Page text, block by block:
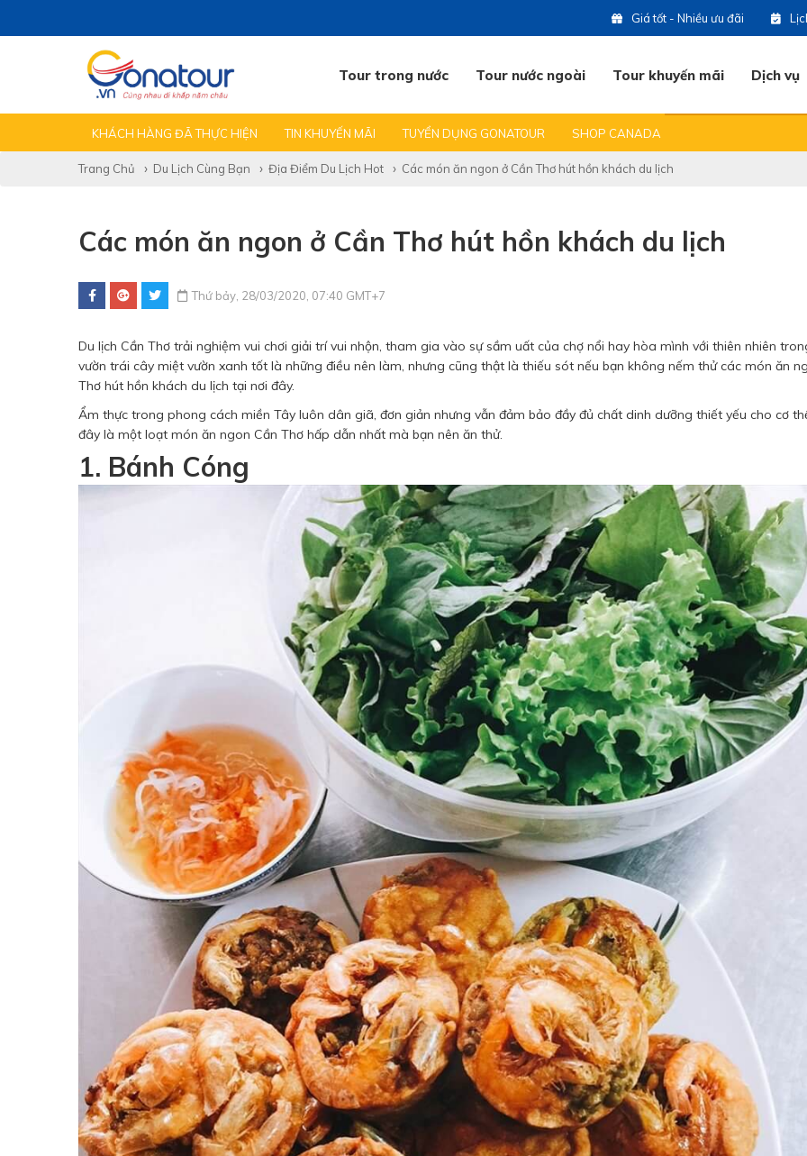
Giá tốt - Nhiều ưu đãi
Tour trong nước Tour nước ngoài Tour khuyến mãi Dịch vụ
TẤT CẢ TIN TEAMBUILDING GALA
KHÁCH HÀNG ĐÃ THỰC HIỆN TIN KHUYẾN MÃI TUYỂN DỤNG GONATOUR SHOP CANADA
Trang Chủ Du Lịch Cùng Bạn Địa Điểm Du Lịch Hot Các món ăn ngon ở Cần Thơ hút hồn khách du lịch
Các món ăn ngon ở Cần Thơ hút hồn khách du lịch
Thứ bảy, 28/03/2020, 07:40 GMT+7
Du lịch Cần Thơ trải nghiệm vui chơi giải trí vui nhộn, tham gia vào sự sầm uất của chợ nổi hay hòa mình với thiên nhiên
vườn trái cây miệt vườn xanh tốt là những điều nên làm, nhưng cũng thật là thiếu sót nếu bạn không nếm thử các món ăn
Thơ hút hồn khách du lịch tại nơi đây.
Ẩm thực trong phong cách miền Tây luôn dân giã, đơn giản nhưng vẫn đảm bảo đầy đủ chất dinh dưỡng thiết yếu cho cơ
đây là một loạt món ăn ngon Cần Thơ hấp dẫn nhất mà bạn nên ăn thử.
1. Bánh Cóng